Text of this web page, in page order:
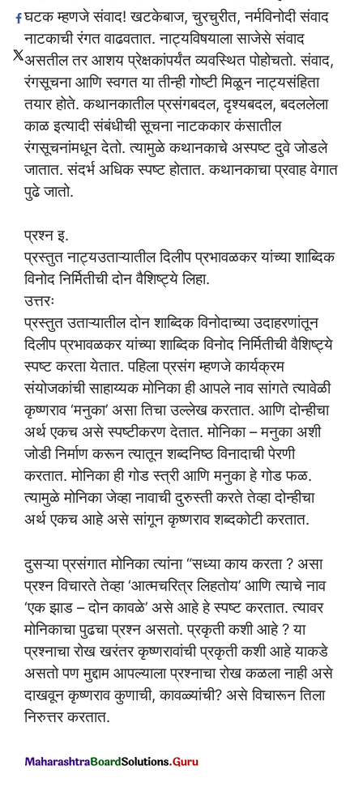
घटक म्हणजे संवाद! खटकेबाज, चुरचुरीत, नर्मविनोदी संवाद
नाटकाची रंगत वाढवतात. नाट्यविषयाला साजेसे संवाद
असतील तर आशय प्रेक्षकांपर्यंत व्यवस्थित पोहोचतो. संवाद,
रंगसूचना आणि स्वगत या तीन्ही गोष्टी मिळून नाट्यसंहिता
तयार होते. कथानकातील प्रसंगबदल, दृश्यबदल, बदललेला
काळ इत्यादी संबंधीची सूचना नाटककार कंसातील
रंगसूचनांमधून देतो. त्यामुळे कथानकाचे अस्पष्ट दुवे जोडले
जातात. संदर्भ अधिक स्पष्ट होतात. कथानकाचा प्रवाह वेगात
पुढे जातो.
प्रश्न इ.
प्रस्तुत नाट्यउताऱ्यातील दिलीप प्रभावळकर यांच्या शाब्दिक
विनोद निर्मितीची दोन वैशिष्ट्ये लिहा.
उत्तरः
प्रस्तुत उताऱ्यातील दोन शाब्दिक विनोदाच्या उदाहरणांतून
दिलीप प्रभावळकर यांच्या शाब्दिक विनोद निर्मितीची वैशिष्ट्ये
स्पष्ट करता येतात. पहिला प्रसंग म्हणजे कार्यक्रम
संयोजकांची साहाय्यक मोनिका ही आपले नाव सांगते त्यावेळी
कृष्णराव ‘मनुका’ असा तिचा उल्लेख करतात. आणि दोन्हीचा
अर्थ एकच असे स्पष्टीकरण देतात. मोनिका – मनुका अशी
जोडी निर्माण करून त्यातून शब्दनिष्ठ विनादाची पेरणी
करतात. मोनिका ही गोड स्त्री आणि मनुका हे गोड फळ.
त्यामुळे मोनिका जेव्हा नावाची दुरुस्ती करते तेव्हा दोन्हीचा
अर्थ एकच आहे असे सांगून कृष्णराव शब्दकोटी करतात.
दुसऱ्या प्रसंगात मोनिका त्यांना “सध्या काय करता ? असा
प्रश्न विचारते तेव्हा ‘आत्मचरित्र लिहतोय’ आणि त्याचे नाव
‘एक झाड – दोन कावळे’ असे आहे हे स्पष्ट करतात. त्यावर
मोनिकाचा पुढचा प्रश्न असतो. प्रकृती कशी आहे ? या
प्रश्नाचा रोख खरंतर कृष्णरावांची प्रकृती कशी आहे याकडे
असतो पण मुद्दाम आपल्याला प्रश्नाचा रोख कळला नाही असे
दाखवून कृष्णराव कुणाची, कावळ्यांची? असे विचारून तिला
निरुत्तर करतात.